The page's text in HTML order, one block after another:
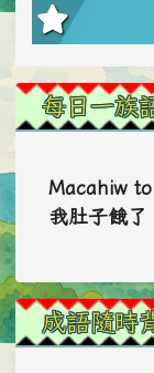
每日一族
Macahiw
我肚子餓了
成語隨時